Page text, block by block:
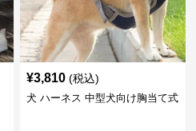
¥3,810 (税込)
犬 ハーネス 中型犬向け胸当て式